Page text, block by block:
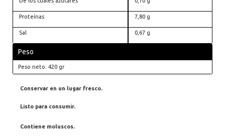
Proteínas 7,80 g
Sal 0,67 g
Peso
Peso neto: 420 gr
Conservar en un lugar fresco.
Listo para consumir.
Contiene moluscos.